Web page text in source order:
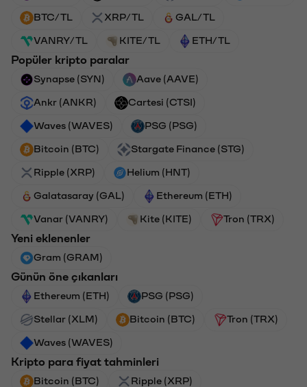
BTC/TL XRP/TL GAL/TL
VANRY/TL KITE/TL ETH/TL
Popüler kripto paralar
Synapse (SYN) Aave (AAVE)
Ankr (ANKR) Cartesi (CTSI)
Waves (WAVES) PSG (PSG)
Bitcoin (BTC) Stargate Finance (STG)
Ripple (XRP) Helium (HNT)
Galatasaray (GAL) Ethereum (ETH)
Vanar (VANRY) Kite (KITE) Tron (TRX)
Yeni eklenenler
Gram (GRAM)
Günün öne çıkanları
Ethereum (ETH) PSG (PSG)
Stellar (XLM) Bitcoin (BTC) Tron (TRX)
Waves (WAVES)
Kripto para fiyat tahminleri
Bitcoin (BTC) Ripple (XRP)